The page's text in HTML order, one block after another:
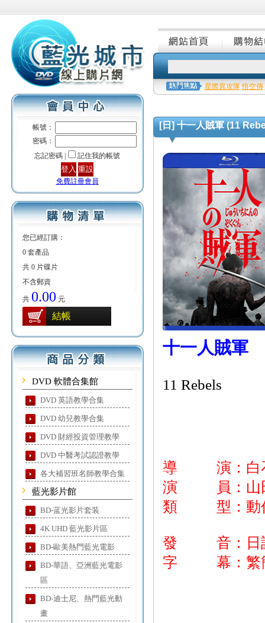
帳號：
密碼：
忘記密碼 |
記住我的帳號
免費註冊會員
您已經訂購：
0 套產品
共 0 片碟片
不含郵資
共 0.00 元
結帳
DVD 軟體合集館
DVD 英語教學合集
DVD 幼兒教學合集
DVD 財經投資管理教學
DVD 中醫考試認證教學
各大補習班名師教學合集
藍光影片館
BD-蓝光影片套装
4K UHD 藍光影片區
BD-歐美熱門藍光電影
BD-華語、亞洲藍光電影
區
BD-迪士尼、熱門藍光動
畫
星際異攻隊 悟空傳
[日] 十一人賊軍 (11
十一人賊軍
11 Rebels
導 演：白
演 員：山田
類 型：動
發 音：日
字 幕：繁簡